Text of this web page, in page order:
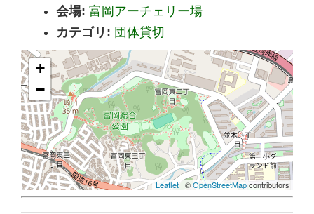
会場: 富岡アーチェリー場
カテゴリ: 団体貸切
+
−
Leaflet | ©OpenStreetMapcontributors